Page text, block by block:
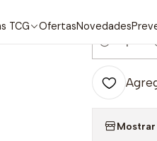
TCG OfertasNovedades
Cantidad